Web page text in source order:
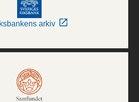
arkiv